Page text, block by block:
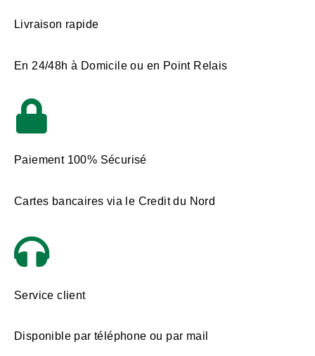
Livraison rapide
En 24/48h à Domicile ou en Point Relais
Paiement 100% Sécurisé
Cartes bancaires via le Credit du Nord
Service client
Disponible par téléphone ou par mail